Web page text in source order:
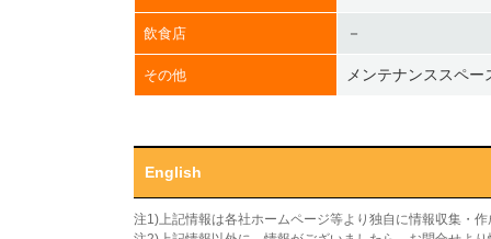
飲食店 －
その他 メンテナンススペー
English
注1)上記情報は各社ホームページ等より独自に情報収集・